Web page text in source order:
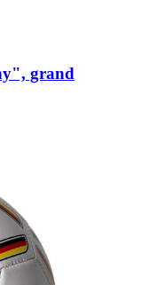
grand